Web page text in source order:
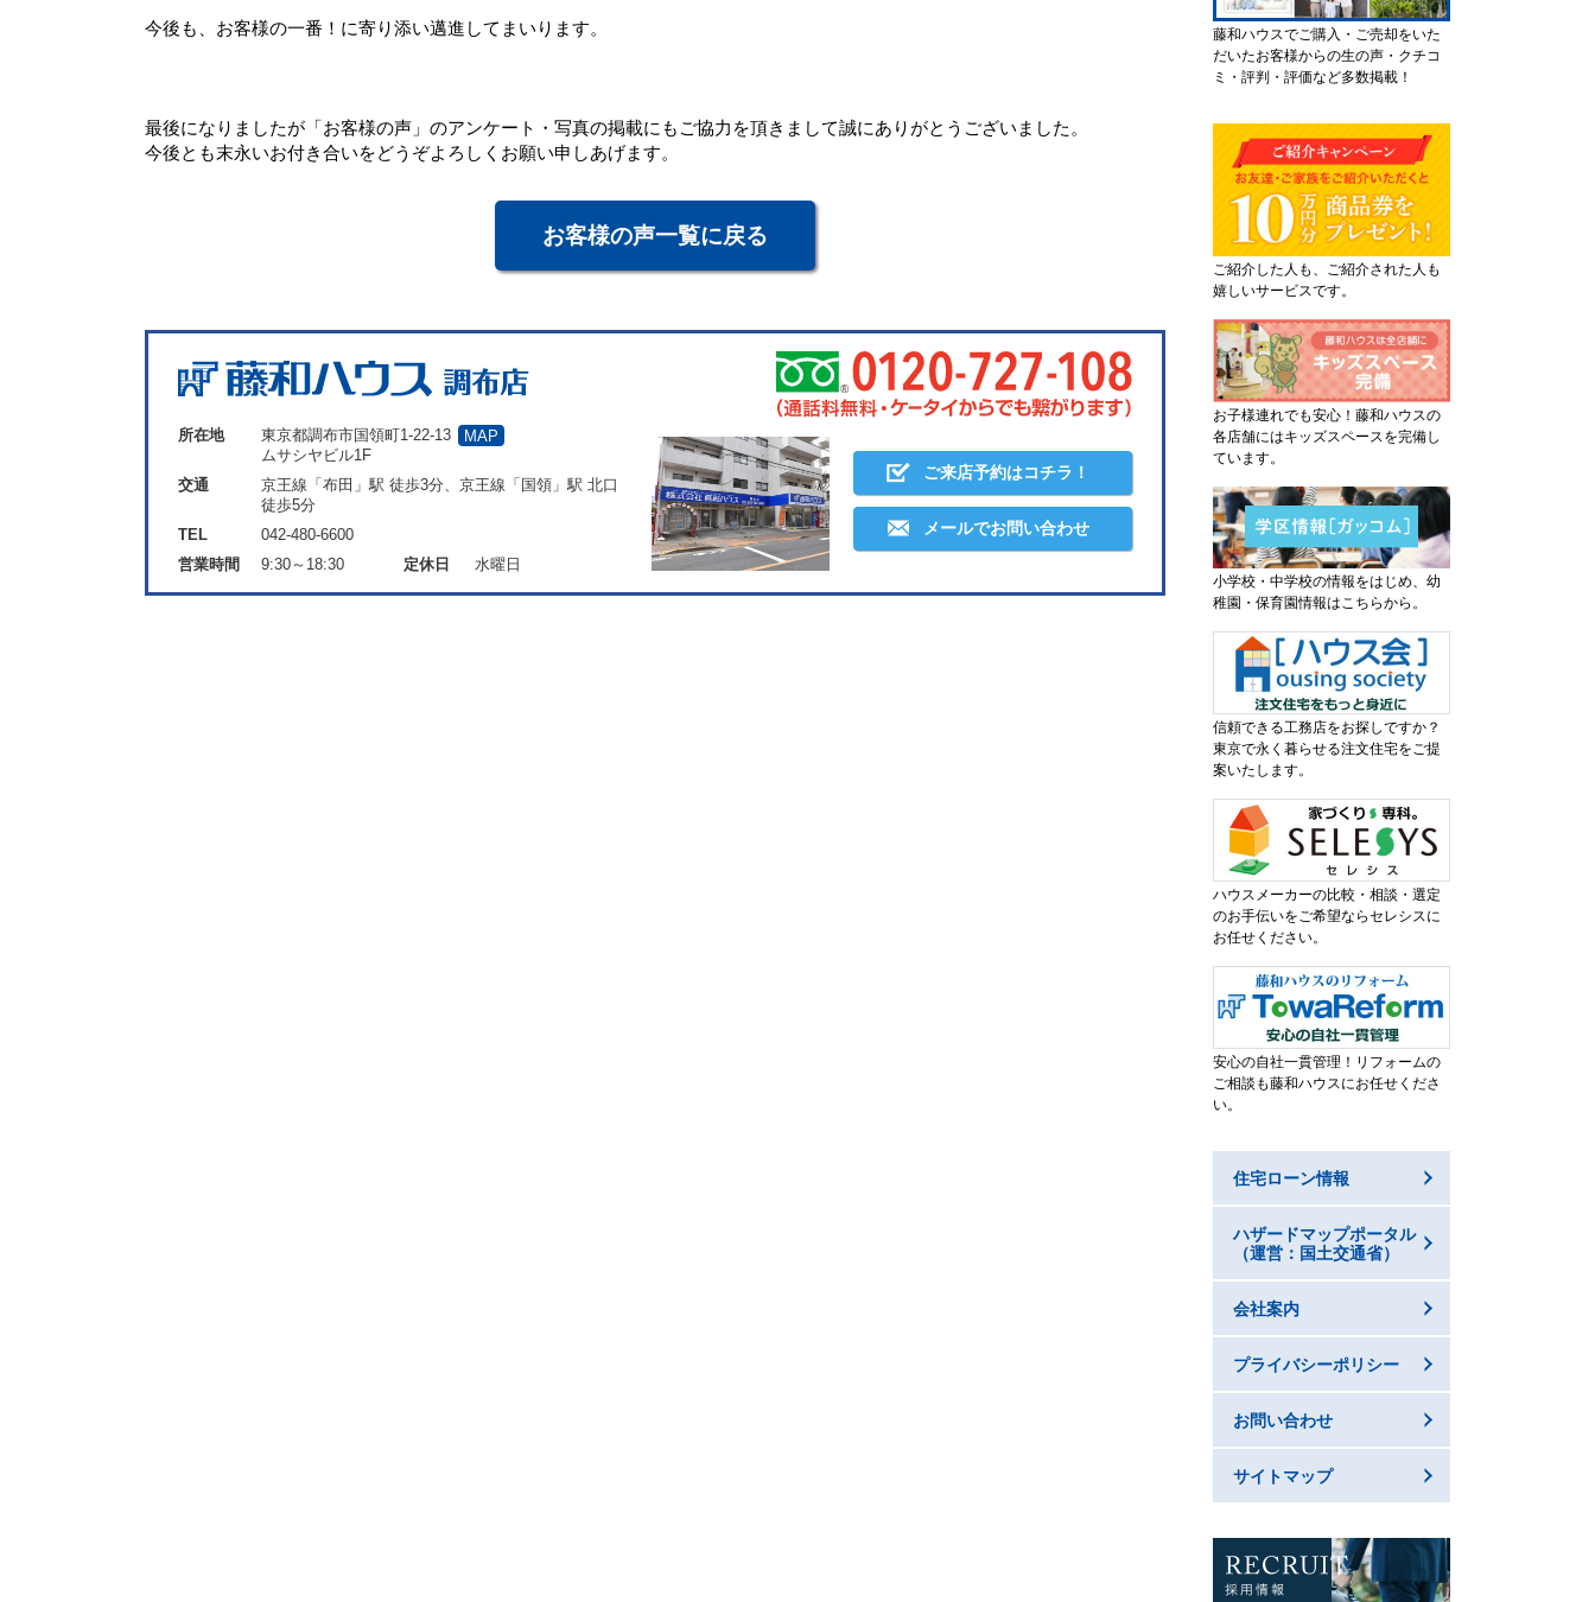
今後も、お客様の一番！に寄り添い邁進してまいります。
最後になりましたが「お客様の声」のアンケート・写真の掲載にもご協力を頂きまして誠にありがとうございました。
今後とも末永いお付き合いをどうぞよろしくお願い申しあげます。
お客様の声一覧に戻る
所在地
東京都調布市国領町1-22-13
ムサシヤビル1F
MAP
交通
京王線「布田」駅 徒歩3分、京王線「国領」駅 北口
徒歩5分
TEL
042-480-6600
営業時間
9:30～18:30 定休日 水曜日
ご来店予約はコチラ！
メールでお問い合わせ
藤和ハウスでご購入・ご売却をいた
だいたお客様からの生の声・クチコ
ミ・評判・評価など多数掲載！
ご紹介した人も、ご紹介された人も
嬉しいサービスです。
お子様連れでも安心！藤和ハウスの
各店舗にはキッズスペースを完備し
ています。
小学校・中学校の情報をはじめ、幼
稚園・保育園情報はこちらから。
信頼できる工務店をお探しですか？
東京で永く暮らせる注文住宅をご提
案いたします。
ハウスメーカーの比較・相談・選定
のお手伝いをご希望ならセレシスに
お任せください。
安心の自社一貫管理！リフォームの
ご相談も藤和ハウスにお任せくださ
い。
住宅ローン情報
ハザードマップポータル
（運営：国土交通省）
会社案内
プライバシーポリシー
お問い合わせ
サイトマップ